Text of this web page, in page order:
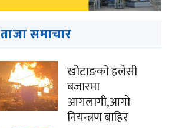
ताजा समाचार
खोटाङको हलेसी
बजारमा
आगलागी,आगो
नियन्त्रण बाहिर